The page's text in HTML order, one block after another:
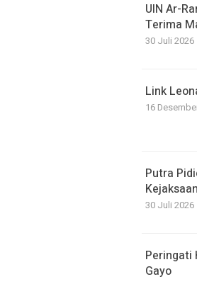
UIN Ar-
Terima
30 Juli 2026
Link
16
Putra
30 Juli 2026
Peringati
Gayo